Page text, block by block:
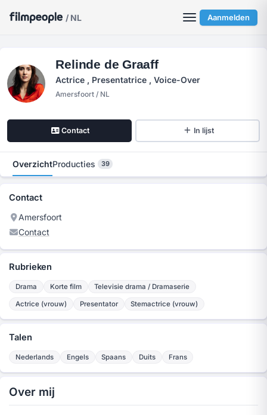
/ NL Aanmelden
Relinde de Graaff
Actrice , Presentatrice , Voice-Over
Amersfoort / NL
Contact In lijst
OverzichtProducties 39
Contact
Amersfoort
Contact
Rubrieken
Drama Korte film Televisie drama / Dramaserie
Actrice (vrouw) Presentator Stemactrice (vrouw)
Talen
Nederlands Engels Spaans Duits Frans
Over mij